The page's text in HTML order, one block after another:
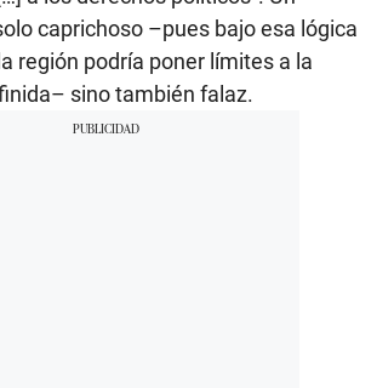
caprichoso –pues bajo esa lógica
región podría poner límites a la
sino también falaz.